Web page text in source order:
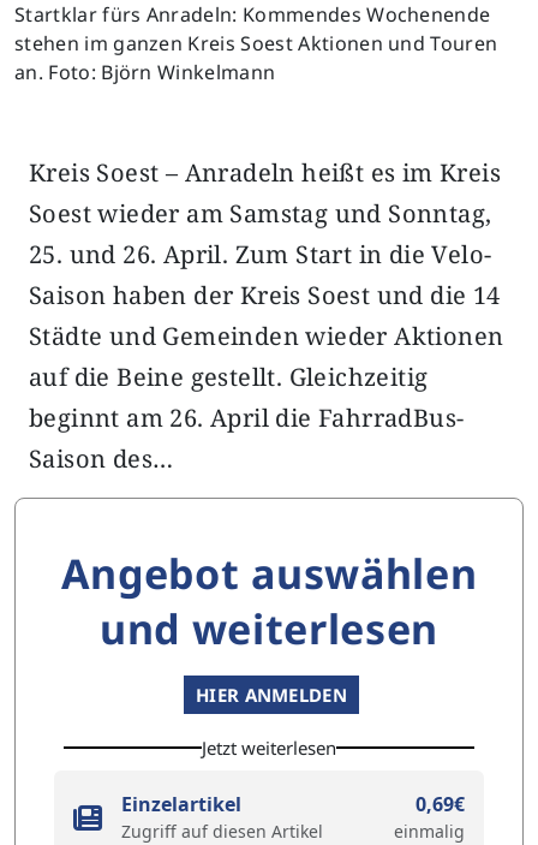
Startklar fürs Anradeln: Kommendes Wochenende
stehen im ganzen Kreis Soest Aktionen und Touren
an. Foto: Björn Winkelmann
Kreis Soest – Anradeln heißt es im Kreis
Soest wieder am Samstag und Sonntag,
25. und 26. April. Zum Start in die Velo-
Saison haben der Kreis Soest und die 14
Städte und Gemeinden wieder Aktionen
auf die Beine gestellt. Gleichzeitig
beginnt am 26. April die FahrradBus-
Saison des…
Angebot auswählen
und weiterlesen
HIER ANMELDEN
Jetzt weiterlesen
Einzelartikel
Zugriff auf diesen Artikel
0,69€
einmalig